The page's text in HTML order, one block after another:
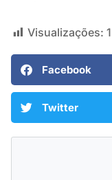
Visualizações:
Facebook
Twitter